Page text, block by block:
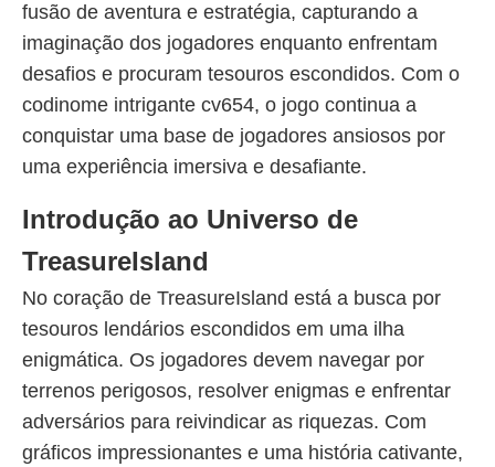
fusão de aventura e estratégia, capturando a
imaginação dos jogadores enquanto enfrentam
desafios e procuram tesouros escondidos. Com o
codinome intrigante cv654, o jogo continua a
conquistar uma base de jogadores ansiosos por
uma experiência imersiva e desafiante.
Introdução ao Universo de
TreasureIsland
No coração de TreasureIsland está a busca por
tesouros lendários escondidos em uma ilha
enigmática. Os jogadores devem navegar por
terrenos perigosos, resolver enigmas e enfrentar
adversários para reivindicar as riquezas. Com
gráficos impressionantes e uma história cativante,